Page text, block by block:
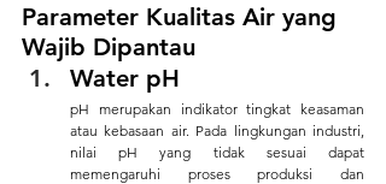
Parameter Kualitas Air yang
Wajib Dipantau
Water pH
pH merupakan indikator tingkat keasaman
atau kebasaan air. Pada lingkungan industri,
nilai pH yang tidak sesuai dapat
memengaruhi proses produksi dan